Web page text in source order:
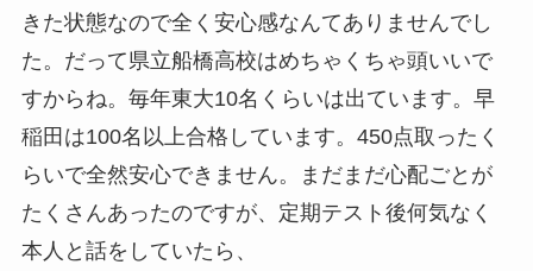
きた状態なので全く安心感なんてありませんでし
た。だって県立船橋高校はめちゃくちゃ頭いいで
すからね。毎年東大10名くらいは出ています。早
稲田は100名以上合格しています。450点取ったく
らいで全然安心できません。まだまだ心配ごとが
たくさんあったのですが、定期テスト後何気なく
本人と話をしていたら、